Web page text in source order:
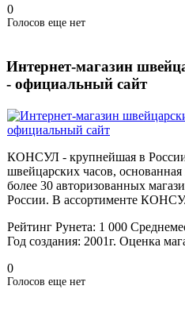
0
Голосов еще нет
Интернет-магазин
- официальный сайт
КОНСУЛ - крупнейшая в России
швейцарских часов, основанная
более 30 авторизованных
России. В ассортименте
Рейтинг Рунета: 1 000
Год создания: 2001г. Оценка
0
Голосов еще нет